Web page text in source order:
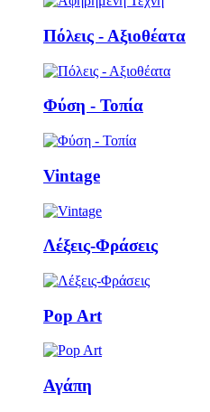
Πόλεις - Αξιοθέατα
Φύση - Τοπία
Vintage
Λέξεις-Φράσεις
Pop Art
Αγάπη